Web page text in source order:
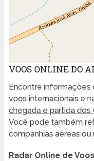
VOOS ONLINE DO
Encontre informações
voos internacionais e
chegada e partida dos
Você pode também
companhias aéreas
Radar Online de Voos